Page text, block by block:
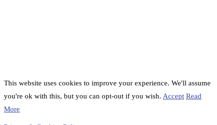
This website uses cookies to improve your experience. We'll assume
you're ok with this, but you can opt-out if you wish. Accept Read
More